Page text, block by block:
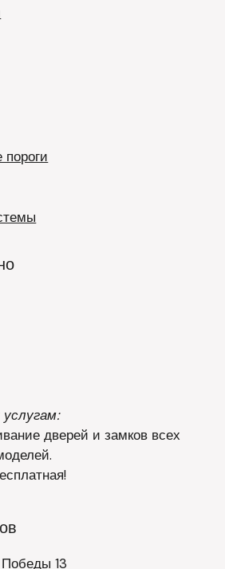
пороги
дверей и замков всех
Победы 13